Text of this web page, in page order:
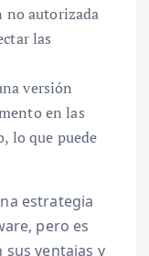
no autorizada
las
versión
en las
lo que puede
estrategia
pero es
sus ventajas y